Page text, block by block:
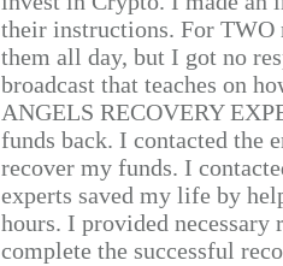
their instructions. For TWO
them all day, but I got no
broadcast that teaches on
ANGELS RECOVERY
funds back. I contacted the
recover my funds. I
experts saved my life by
hours. I provided
complete the successful